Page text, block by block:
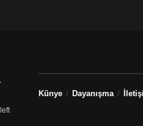
Künye Dayanışma